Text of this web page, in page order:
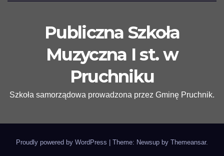
Publiczna Szkoła
Muzyczna I st. w
Pruchniku
Szkoła samorządowa prowadzona przez Gminę Pruchnik.
Proudly powered by WordPress Theme: Newsup by Themeansar.